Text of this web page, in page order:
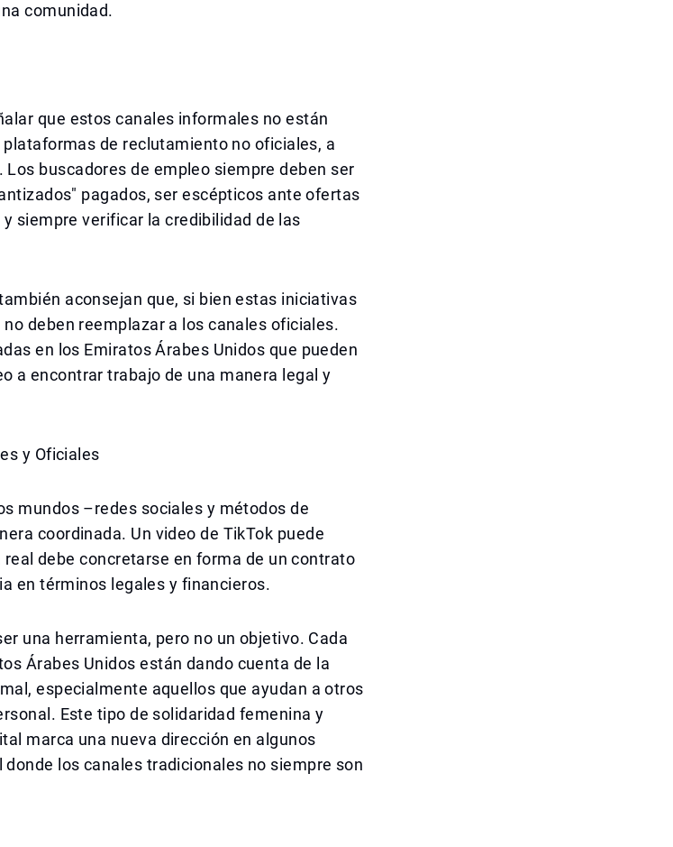
comunidad.
que estos canales informales no están
plataformas de reclutamiento no oficiales, a
buscadores de empleo siempre deben ser
pagados, ser escépticos ante ofertas
siempre verificar la credibilidad de las
aconsejan que, si bien estas iniciativas
deben reemplazar a los canales oficiales.
en los Emiratos Árabes Unidos que pueden
a encontrar trabajo de una manera legal y
y Oficiales
mundos –redes sociales y métodos de
coordinada. Un video de TikTok puede
debe concretarse en forma de un contrato
en términos legales y financieros.
una herramienta, pero no un objetivo. Cada
Árabes Unidos están dando cuenta de la
especialmente aquellos que ayudan a otros
Este tipo de solidaridad femenina y
marca una nueva dirección en algunos
los canales tradicionales no siempre son